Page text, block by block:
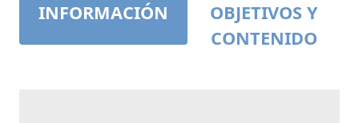
INFORMACIÓN
OBJETIVOS Y
CONTENIDO